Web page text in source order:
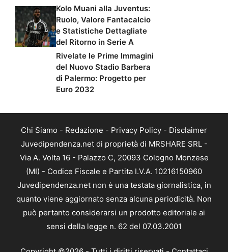
Kolo Muani alla Juventus:
Ruolo, Valore Fantacalcio
e Statistiche Dettagliate
del Ritorno in Serie A
Rivelate le Prime Immagini
del Nuovo Stadio Barbera
di Palermo: Progetto per
Euro 2032
Chi Siamo - Redazione - Privacy Policy - Disclaimer
Juvedipendenza.net di proprietà di MRSHARE SRL -
Via A. Volta 16 - Palazzo C, 20093 Cologno Monzese
(MI) - Codice Fiscale e Partita I.V.A. 10216150960
Juvedipendenza.net non è una testata giornalistica, in
quanto viene aggiornato senza alcuna periodicità. Non
può pertanto considerarsi un prodotto editoriale ai
sensi della legge n. 62 del 07.03.2001